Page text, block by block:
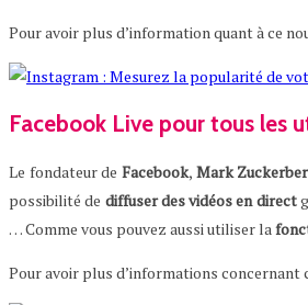
Pour avoir plus d’information quant à ce
Facebook Live pour tous les
Le fondateur de Facebook, Mark
possibilité de diffuserdesvidéosendirect
… Comme vous pouvez aussi utiliser la
Pour avoir plus d’informations